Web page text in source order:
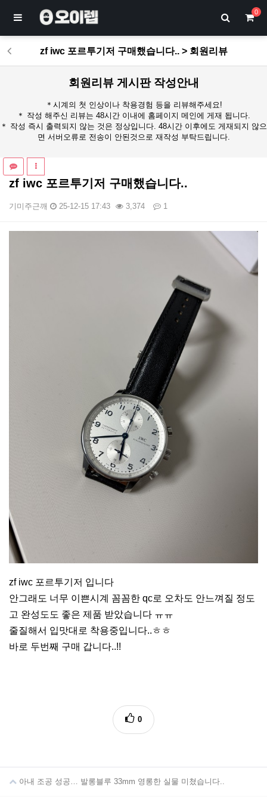
0
zf iwc 포르투기저 구매했습니다.. > 회원리뷰
회원리뷰 게시판 작성안내
＊시계의 첫 인상이나 착용경험 등을 리뷰해주세요!
＊ 작성 해주신 리뷰는 48시간 이내에 홈페이지 메인에 게재 됩니다.
＊ 작성 즉시 출력되지 않는 것은 정상입니다. 48시간 이후에도 게재되지 않으
면 서버오류로 전송이 안된것으로 재작성 부탁드립니다.
zf iwc 포르투기저 구매했습니다..
기미주근깨 25-12-15 17:43 3,374 1
zf iwc 포르투기저 입니다
안그래도 너무 이쁜시계 꼼꼼한 qc로 오차도 안느껴질 정도
고 완성도도 좋은 제품 받았습니다 ㅠㅠ
줄질해서 입맛대로 착용중입니다..ㅎㅎ
바로 두번째 구매 갑니다..!!
0
아내 조공 성공… 발롱블루 33mm 영롱한 실물 미쳤습니다..